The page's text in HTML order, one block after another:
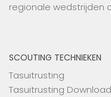
regionale wedstrijden
SCOUTING TECHNIEKEN
Tasuitrusting
Tasuitrusting